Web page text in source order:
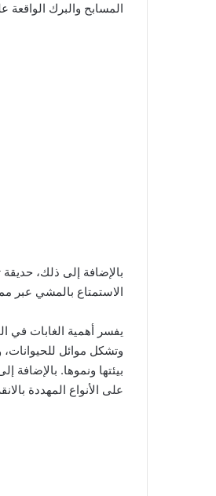
المسابح والبرك الواقعة
بالإضافة إلى ذلك،
الاستمتاع بالمشي عبر
يفسر أهمية الغابات في
وتشكل موائل
بيئتها ونموها.
على الأنواع المهددة